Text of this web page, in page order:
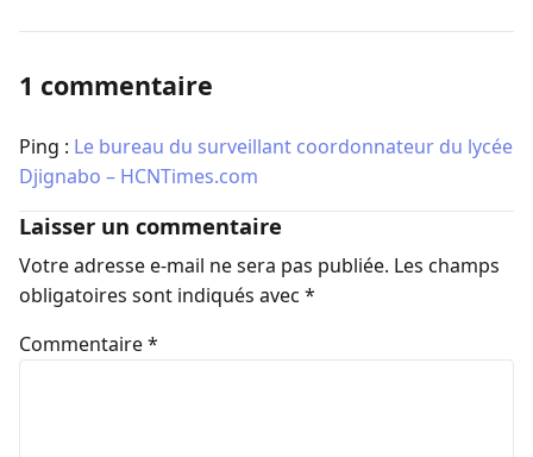
1 commentaire
Ping : Le bureau du surveillant coordonnateur du lycée
Djignabo – HCNTimes.com
Laisser un commentaire
Votre adresse e-mail ne sera pas publiée. Les champs
obligatoires sont indiqués avec *
Commentaire*